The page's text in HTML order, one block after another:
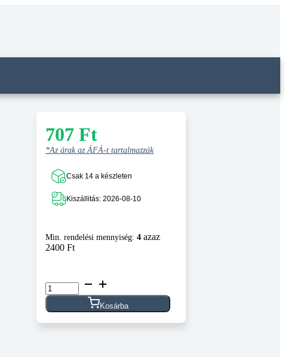
707 Ft
*Az árak az ÁFÁ-t tartalmazzák
Csak 14 a készleten
Kiszállitás: 2026-08-10
Min. rendelési mennyiség: 4 azaz
2400 Ft
Műanyag
zsanér
profilhoz
mennyiség
Kosárba